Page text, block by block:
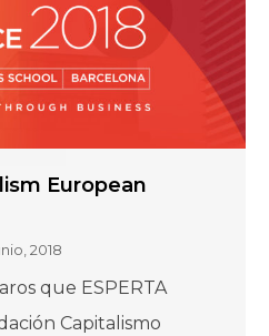
European
2018
que ESPERTA
Capitalismo